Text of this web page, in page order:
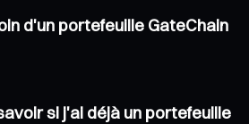
d'un portefeuille GateChain
si j'ai déjà un portefeuille